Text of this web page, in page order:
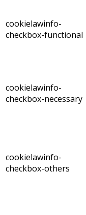
cookielawinfo-
checkbox-functional
cookielawinfo-
checkbox-necessary
cookielawinfo-
checkbox-others